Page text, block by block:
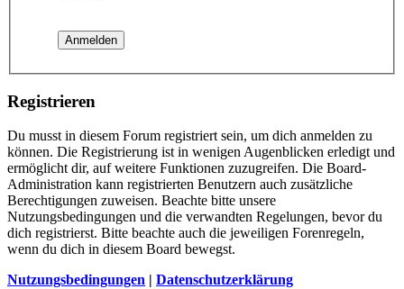
Registrieren
Du musst in diesem Forum registriert sein, um dich anmelden zu
können. Die Registrierung ist in wenigen Augenblicken erledigt und
ermöglicht dir, auf weitere Funktionen zuzugreifen. Die Board-
Administration kann registrierten Benutzern auch zusätzliche
Berechtigungen zuweisen. Beachte bitte unsere
Nutzungsbedingungen und die verwandten Regelungen, bevor du
dich registrierst. Bitte beachte auch die jeweiligen Forenregeln,
wenn du dich in diesem Board bewegst.
Nutzungsbedingungen | Datenschutzerklärung